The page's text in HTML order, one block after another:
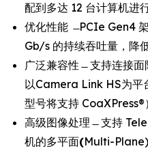
配到多达 12 台计算机进
优化性能 ̶ PCIe Gen4
Gb/s 的持续吞吐量，降
广泛兼容性 ̶ 支持连接面
以Camera Link HS为平
型号将支持 CoaXPress®
高级图像处理 ̶ 支持
机的多平面(Multi-